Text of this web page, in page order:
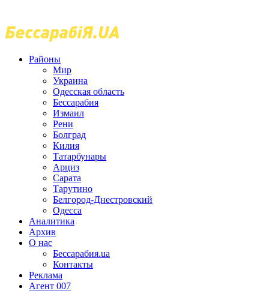
Районы
Мир
Украина
Одесская область
Бессарабия
Измаил
Рени
Болград
Килия
Татарбунары
Арциз
Сарата
Тарутино
Белгород-Днестровский
Одесса
Аналитика
Архив
О нас
Бессарабия.ua
Контакты
Реклама
Агент 007